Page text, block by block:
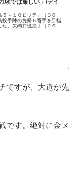
球では厳しい」/デイ
５－１０ロッテ」（３０
手陣の先発６番手を目指
。矢崎拓也投手（２６）
ですが、大道が先
です。絶対に金メ